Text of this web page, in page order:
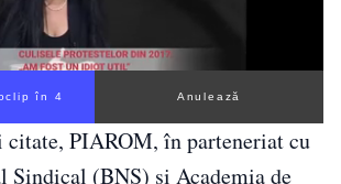
în 3 Anulează
citate, PIAROM, în parteneriat cu
Sindical (BNS) şi Academia de